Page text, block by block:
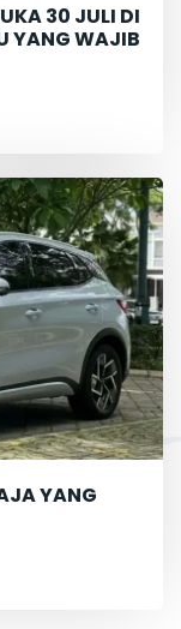
30 JULI DI
YANG WAJIB
YANG